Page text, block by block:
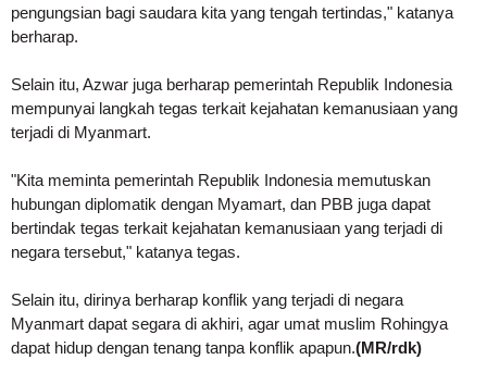
pengungsian bagi saudara kita yang tengah tertindas," katanya
berharap.
Selain itu, Azwar juga berharap pemerintah Republik Indonesia
mempunyai langkah tegas terkait kejahatan kemanusiaan yang
terjadi di Myanmart.
"Kita meminta pemerintah Republik Indonesia memutuskan
hubungan diplomatik dengan Myamart, dan PBB juga dapat
bertindak tegas terkait kejahatan kemanusiaan yang terjadi di
negara tersebut," katanya tegas.
Selain itu, dirinya berharap konflik yang terjadi di negara
Myanmart dapat segara di akhiri, agar umat muslim Rohingya
dapat hidup dengan tenang tanpa konflik apapun.(MR/rdk)